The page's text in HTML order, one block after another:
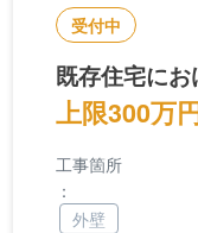
受付中
既存住宅に
上限300万
工事箇所
：
外壁